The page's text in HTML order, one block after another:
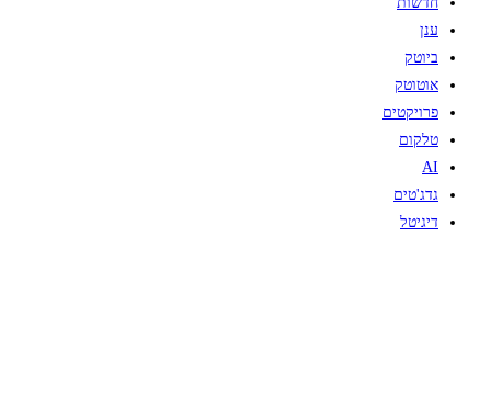
ענן
ביוטק
אוטוטק
פרויקטים
טלקום
AI
גדג'טים
דיגיטל